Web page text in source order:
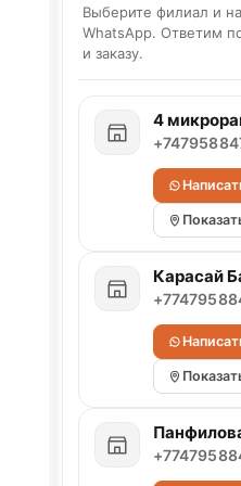
Выберите филиал и
WhatsApp. Ответим
и заказу.
4
Карасай